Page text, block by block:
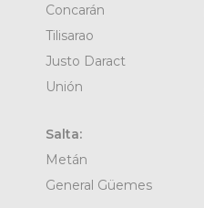
Concarán
Tilisarao
Justo Daract
Unión
Salta:
Metán
General Güemes